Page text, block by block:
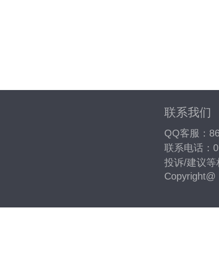
联系我们
QQ客服：
联系电话：
投诉/建议等
Copyright@